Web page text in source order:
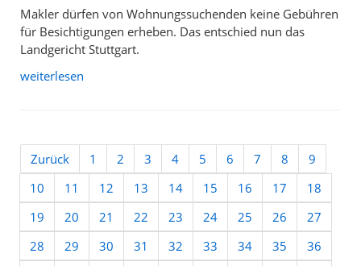
Makler dürfen von Wohnungssuchenden keine Gebühren
für Besichtigungen erheben. Das entschied nun das
Landgericht Stuttgart.
weiterlesen
Zurück 1 2 3 4 5 6 7 8
9
10
11 12 13 14 15 16 17
18
19
20 21 22 23 24 25 26
27
28
29 30 31 32 33 34 35
36